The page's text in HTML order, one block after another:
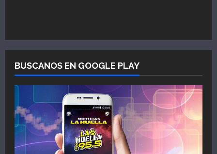
BUSCANOS EN GOOGLE PLAY